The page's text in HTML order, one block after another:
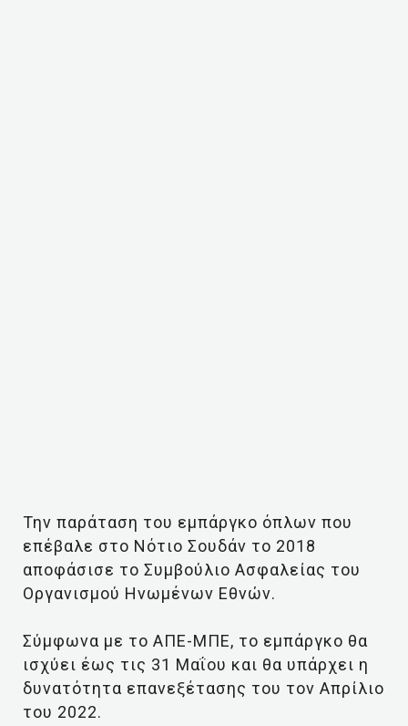
Την παράταση του εμπάργκο όπλων που
επέβαλε στο Νότιο Σουδάν το 2018
αποφάσισε το Συμβούλιο Ασφαλείας του
Οργανισμού Ηνωμένων Εθνών.
Σύμφωνα με το ΑΠΕ-ΜΠΕ, το εμπάργκο θα
ισχύει έως τις 31 Μαΐου και θα υπάρχει η
δυνατότητα επανεξέτασης του τον Απρίλιο
του 2022.